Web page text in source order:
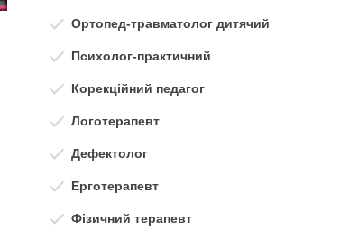
Ортопед-травматолог дитячий
Психолог-практичний
Корекційний педагог
Логотерапевт
Дефектолог
Ерготерапевт
Фізичний терапевт